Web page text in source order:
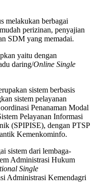
melakukan berbagai
perizinan, penyajian
SDM yang memadai.
yaitu dengan
daring/Online Single
sistem berbasis
sistem pelayanan
Penanaman Modal
Pelayanan Informasi
(SPIPISE), dengan PTSP
Kemenkominfo.
sistem dari lembaga-
Administrasi Hukum
Single
Administrasi Kemendagri